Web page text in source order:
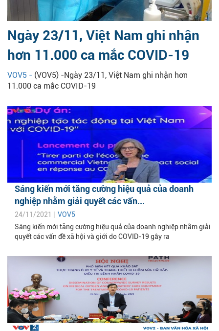
Ngày 23/11, Việt Nam ghi nhận
hơn 11.000 ca mắc COVID-19
VOV5 - (VOV5) -Ngày 23/11, Việt Nam ghi nhận hơn
11.000 ca mắc COVID-19
Sáng kiến mới tăng cường hiệu quả của doanh
nghiệp nhằm giải quyết các vấn...
24/11/2021 | VOV5
Sáng kiến mới tăng cường hiệu quả của doanh nghiệp nhằm giải
quyết các vấn đề xã hội và giới do COVID-19 gây ra